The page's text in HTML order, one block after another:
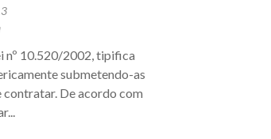
nº 10.520/2002, tipifica
submetendo-as
De acordo com